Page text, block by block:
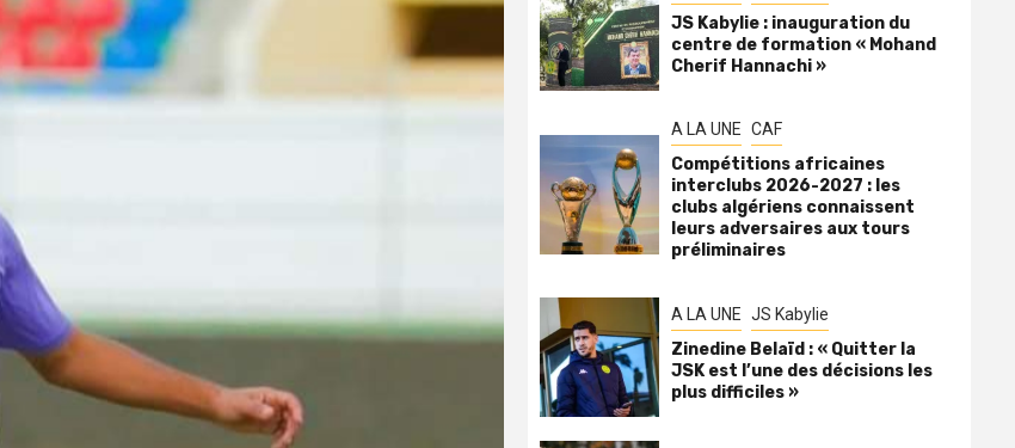
JS Kabylie : inauguration du
centre de formation « Mohand
Cherif Hannachi »
A LA UNE CAF
Compétitions africaines
interclubs 2026-2027 : les
clubs algériens connaissent
leurs adversaires aux tours
préliminaires
A LA UNE JS Kabylie
Zinedine Belaïd : « Quitter la
JSK est l’une des décisions les
plus difficiles »